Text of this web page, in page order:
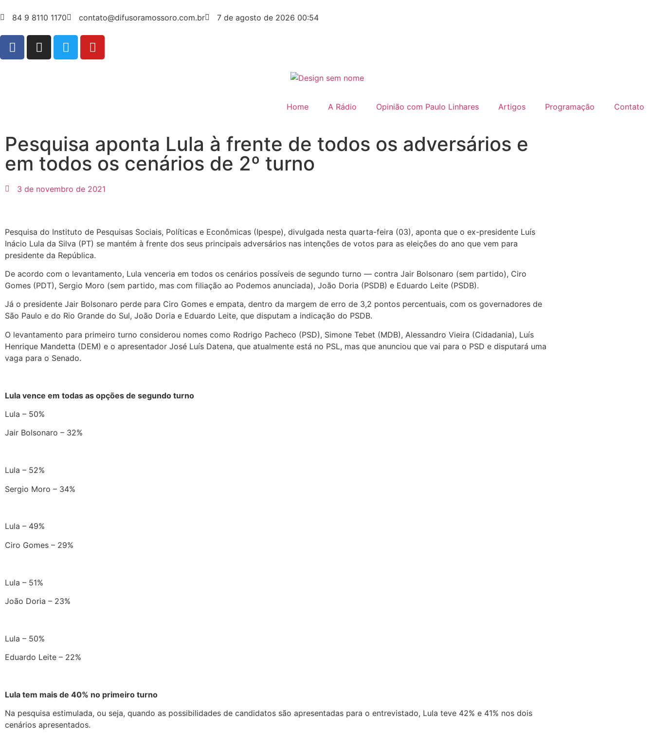
84 9 8110 1170 contato@difusoramossoro.com.br 7 de agosto de 2026 00:54
Home A Rádio Opinião com Paulo Linhares Artigos Programação Contato
Pesquisa aponta Lula à frente de todos os adversários e
em todos os cenários de 2º turno
3 de novembro de 2021
Pesquisa do Instituto de Pesquisas Sociais, Políticas e Econômicas (Ipespe), divulgada nesta quarta-feira (03), aponta que o ex-presidente Luís
Inácio Lula da Silva (PT) se mantém à frente dos seus principais adversários nas intenções de votos para as eleições do ano que vem para
presidente da República.
De acordo com o levantamento, Lula venceria em todos os cenários possíveis de segundo turno — contra Jair Bolsonaro (sem partido), Ciro
Gomes (PDT), Sergio Moro (sem partido, mas com filiação ao Podemos anunciada), João Doria (PSDB) e Eduardo Leite (PSDB).
Já o presidente Jair Bolsonaro perde para Ciro Gomes e empata, dentro da margem de erro de 3,2 pontos percentuais, com os governadores de
São Paulo e do Rio Grande do Sul, João Doria e Eduardo Leite, que disputam a indicação do PSDB.
O levantamento para primeiro turno considerou nomes como Rodrigo Pacheco (PSD), Simone Tebet (MDB), Alessandro Vieira (Cidadania), Luís
Henrique Mandetta (DEM) e o apresentador José Luís Datena, que atualmente está no PSL, mas que anunciou que vai para o PSD e disputará uma
vaga para o Senado.
Lula vence em todas as opções de segundo turno
Lula – 50%
Jair Bolsonaro – 32%
Lula – 52%
Sergio Moro – 34%
Lula – 49%
Ciro Gomes – 29%
Lula – 51%
João Doria – 23%
Lula – 50%
Eduardo Leite – 22%
Lula tem mais de 40% no primeiro turno
Na pesquisa estimulada, ou seja, quando as possibilidades de candidatos são apresentadas para o entrevistado, Lula teve 42% e 41% nos dois
cenários apresentados.